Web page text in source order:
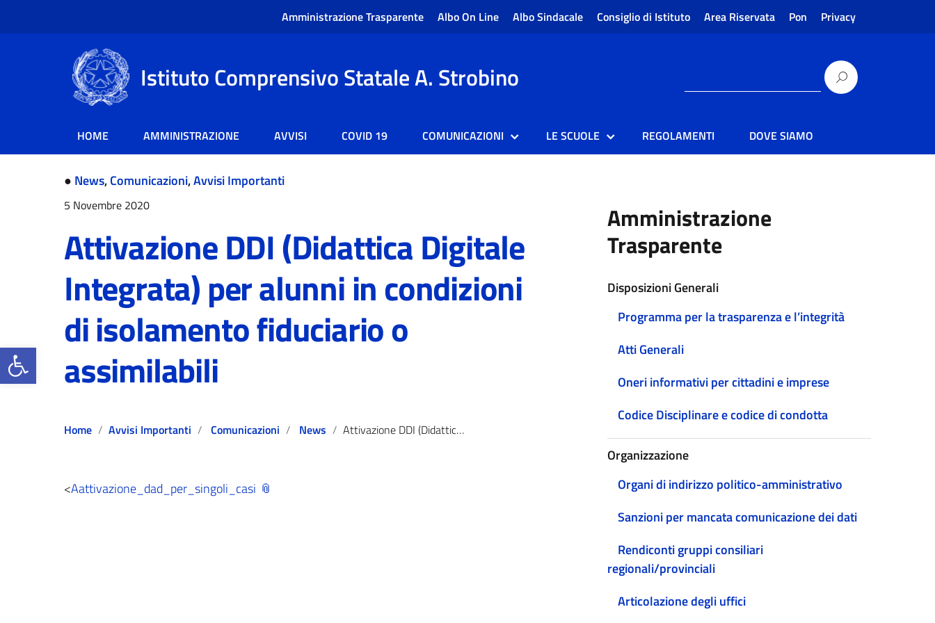
Open toolbar
Amministrazione Trasparente Albo On Line Albo Sindacale Consiglio di Istituto Area Riservata Pon Privacy
Istituto Comprensivo Statale A. Strobino
HOME AMMINISTRAZIONE AVVISI COVID 19 COMUNICAZIONI LE SCUOLE REGOLAMENTI DOVE SIAMO
● News,Comunicazioni,Avvisi Importanti
5 Novembre 2020
Attivazione DDI (Didattica Digitale
Integrata) per alunni in condizioni
di isolamento fiduciario o
assimilabili
Home Avvisi Importanti Comunicazioni News Attivazione DDI (Didattica Digitale Integrata) per alunni in condizioni di isolamento fiduciario o assimilabili
<Aattivazione_dad_per_singoli_casi
Amministrazione
Trasparente
Disposizioni Generali
Programma per la trasparenza e l’integrità
Atti Generali
Oneri informativi per cittadini e imprese
Codice Disciplinare e codice di condotta
Organizzazione
Organi di indirizzo politico-amministrativo
Sanzioni per mancata comunicazione dei dati
Rendiconti gruppi consiliari
regionali/provinciali
Articolazione degli uffici